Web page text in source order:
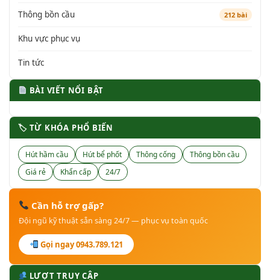
Thông bồn cầu 212 bài
Khu vực phục vụ
Tin tức
BÀI VIẾT NỔI BẬT
🏷 TỪ KHÓA PHỔ BIẾN
Hút hầm cầu Hút bể phốt Thông cống
Thông bồn cầu
Giá rẻ
Khẩn cấp 24/7
Cần hỗ trợ gấp?
Đội ngũ kỹ thuật sẵn sàng 24/7 — phục vụ toàn quốc
Gọi ngay 0943.789.121
LƯỢT TRUY CẬP